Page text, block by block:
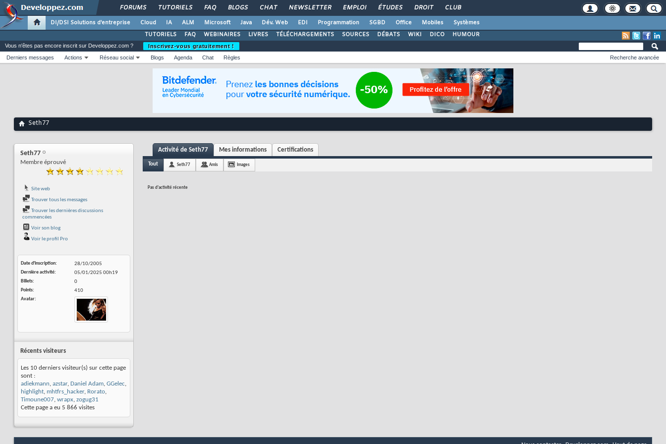
FORUMS TUTORIELS FAQ BLOGS CHAT NEWSLETTER EMPLOI ÉTUDES DROIT CLUB
DI/DSI Solutions d'entreprise Cloud IA ALM Microsoft Java Dév. Web EDI Programmation SGBD Office Mobiles
Systèmes
TUTORIELS
FAQ WEBINAIRES LIVRES TÉLÉCHARGEMENTS SOURCES DÉBATS WIKI DICO HUMOUR
Vous n'êtes pas encore inscrit sur Developpez.com ?
Inscrivez-vous gratuitement !
Derniers messages
Actions Réseau social Blogs Agenda Chat Règles Recherche avancée
Seth77
Seth77
Membre éprouvé
Site web
Trouver tous les messages
Trouver les dernières discussions
commencées
Voir son blog
Voir le profil Pro
Date d'inscription
28/10/2005
Dernière activité
05/01/2025 00h19
Billets
0
Points
410
Avatar
Récents visiteurs
Les 10 derniers visiteur(s) sur cette page
sont :
adiekmann, azstar, Daniel Adam, GGelec,
highlight, mhtfrs_hacker, Rorato,
Timoune007, wrapx, zogug31
Cette page a eu 5 866 visites
Activité de Seth77 Mes informations Certifications
Tout Seth77 Amis Images
Pas d'activité récente